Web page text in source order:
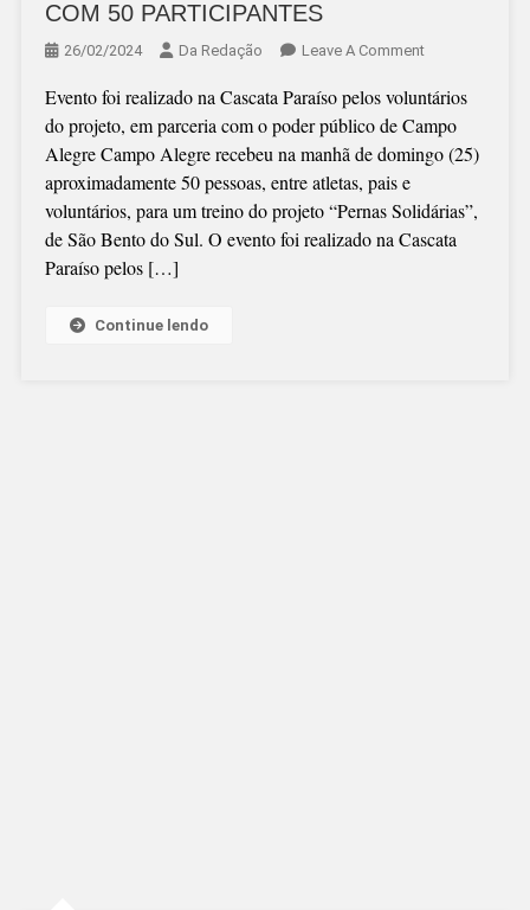
COM 50 PARTICIPANTES
26/02/2024 Da Redação Leave A CommentOn
SOLIDÁRIAS”
TEVE
TREINO
50
Evento foi realizado na Cascata Paraíso pelos voluntários
do projeto, em parceria com o poder público de Campo
Alegre Campo Alegre recebeu na manhã de domingo (25)
aproximadamente 50 pessoas, entre atletas, pais e
voluntários, para um treino do projeto “Pernas Solidárias”,
de São Bento do Sul. O evento foi realizado na Cascata
Paraíso pelos […]
Continue lendo